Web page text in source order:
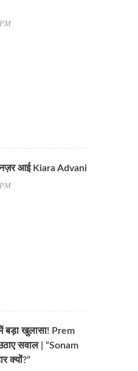
आई Kiara Advani
खुलासा! Prem
सवाल | “Sonam
क्यों?”